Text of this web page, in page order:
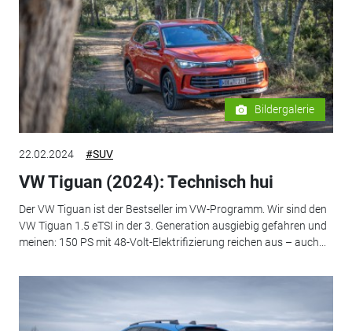
Bildergalerie
22.02.2024 #SUV
VW Tiguan (2024): Technisch hui
Der VW Tiguan ist der Bestseller im VW-Programm. Wir sind den
VW Tiguan 1.5 eTSI in der 3. Generation ausgiebig gefahren und
meinen: 150 PS mit 48-Volt-Elektrifizierung reichen aus – auch...